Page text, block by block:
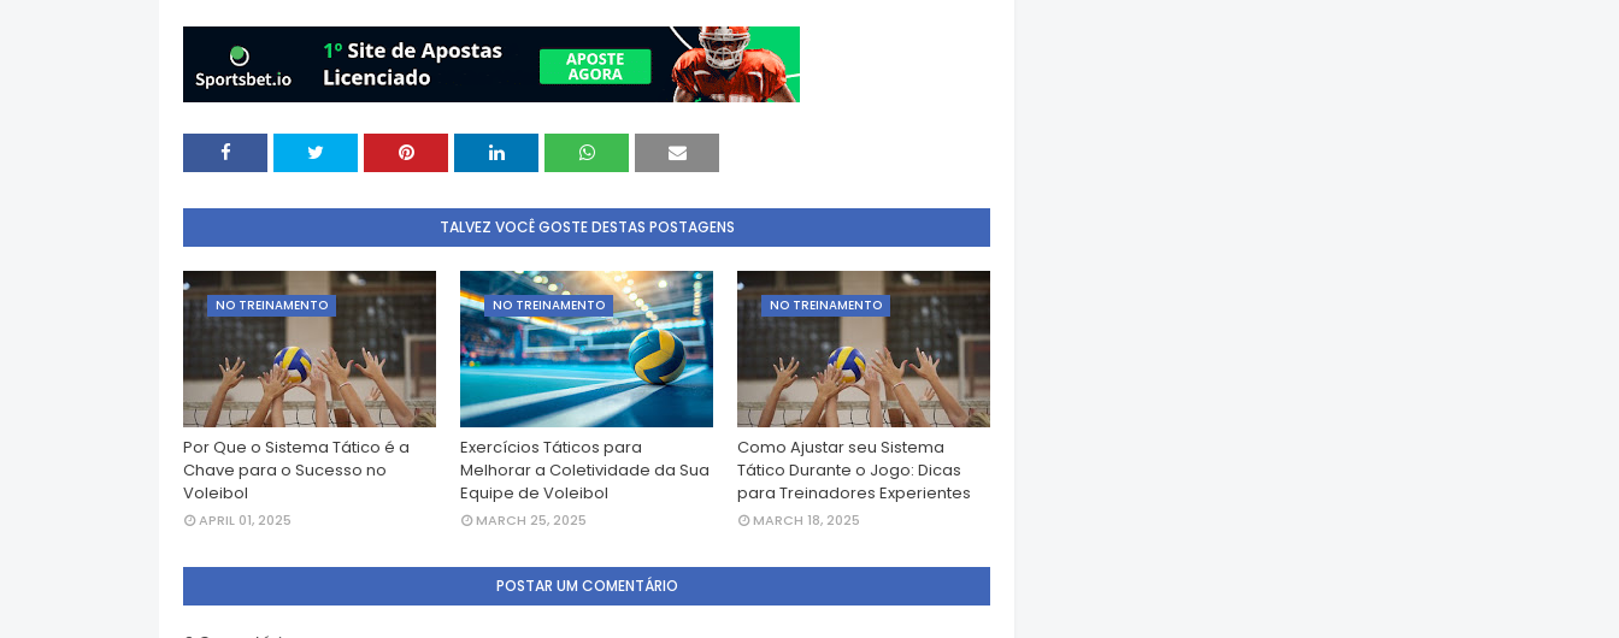
TALVEZ VOCÊ GOSTE DESTAS POSTAGENS
NO TREINAMENTO
Por Que o Sistema Tático é a
Chave para o Sucesso no
Voleibol
APRIL 01, 2025
NO TREINAMENTO
Exercícios Táticos para
Melhorar a Coletividade da Sua
Equipe de Voleibol
MARCH 25, 2025
NO TREINAMENTO
Como Ajustar seu Sistema
Tático Durante o Jogo: Dicas
para Treinadores Experientes
MARCH 18, 2025
POSTAR UM COMENTÁRIO